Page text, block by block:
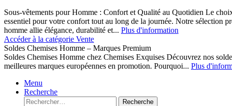
Sous-vêtements pour Homme : Confort et Qualité au Quotidien Le
essentiel pour votre confort tout au long de la journée. Notre sélection
homme allie élégance, durabilité et... Plus d'information
Accéder à la catégorie Vente
Soldes Chemises Homme – Marques Premium
Soldes Chemises Homme chez Chemises Exquises Découvrez nos
meilleures marques européennes en promotion. Pourquoi... Plus
Menu
Recherche
Recherche